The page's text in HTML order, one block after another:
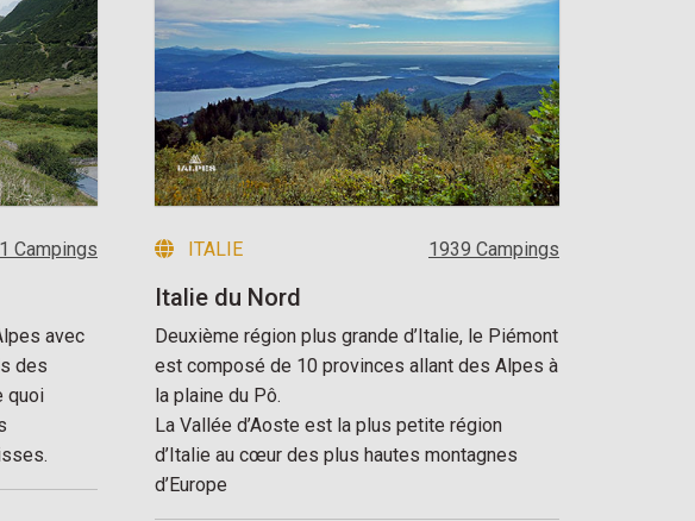
Campings
avec
des
quoi
ITALIE 1939 Campings
Italie du Nord
Deuxième région plus grande d’Italie, le Piémont
est composé de 10 provinces allant des Alpes à
la plaine du Pô.
La Vallée d’Aoste est la plus petite région
d’Italie au cœur des plus hautes montagnes
d’Europe